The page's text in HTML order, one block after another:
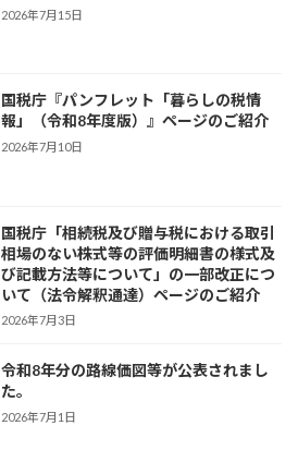
2026年7月15日
国税庁『パンフレット「暮らしの税情
報」（令和8年度版）』ページのご紹介
2026年7月10日
国税庁「相続税及び贈与税における取引
相場のない株式等の評価明細書の様式及
び記載方法等について」の一部改正につ
いて（法令解釈通達）ページのご紹介
2026年7月3日
令和8年分の路線価図等が公表されまし
た。
2026年7月1日